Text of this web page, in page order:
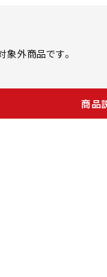
外商品です。
商品